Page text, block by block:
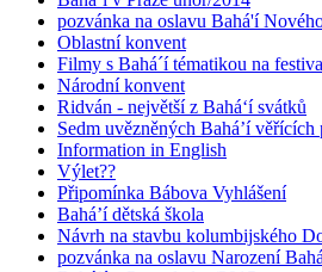
pozvánka na oslavu Bahá'í
Oblastní konvent
Filmy s Bahá´í tématikou na
Národní konvent
Ridván - největší z Bahá‘í svátků
Sedm uvězněných Bahá’í
Information in English
Výlet??
Připomínka Bábova Vyhlášení
Bahá’í dětská škola
Návrh na stavbu kolumbijského
pozvánka na oslavu Narození